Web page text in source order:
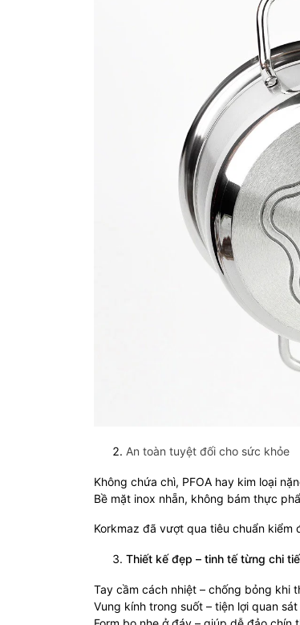
An toàn tuyệt đối cho sức khỏe
Không chứa chì, PFOA hay kim loại
Bề mặt inox nhẵn, không bám thực
Korkmaz đã vượt qua tiêu chuẩn kiểm
Thiết kế đẹp – tinh tế từng chi
Tay cầm cách nhiệt – chống bỏng khi
Vung kính trong suốt – tiện lợi quan sát